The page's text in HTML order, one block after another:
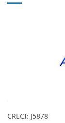
CRECI: J5878